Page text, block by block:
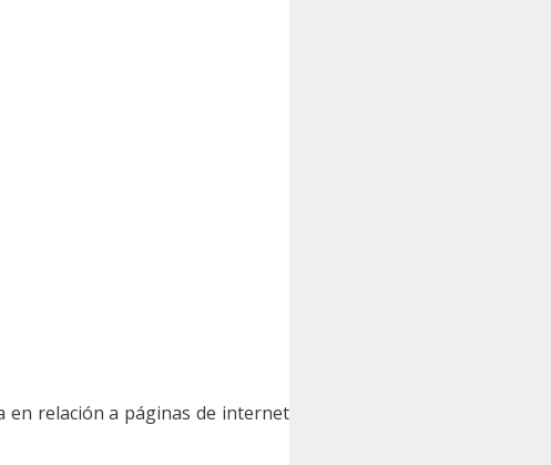
en relación a páginas de internet